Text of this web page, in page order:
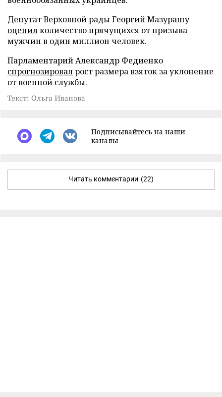
Депутат Верховной рады Георгий Мазурашу
оценилколичество прячущихся от призыва
мужчин в один миллион человек.
Парламентарий Александр Федиенко
спрогнозировалрост размера взяток за уклонение
от военной службы.
Текст: Ольга Иванова
Подписывайтесь на наши
каналы
Читать комментарии (22)